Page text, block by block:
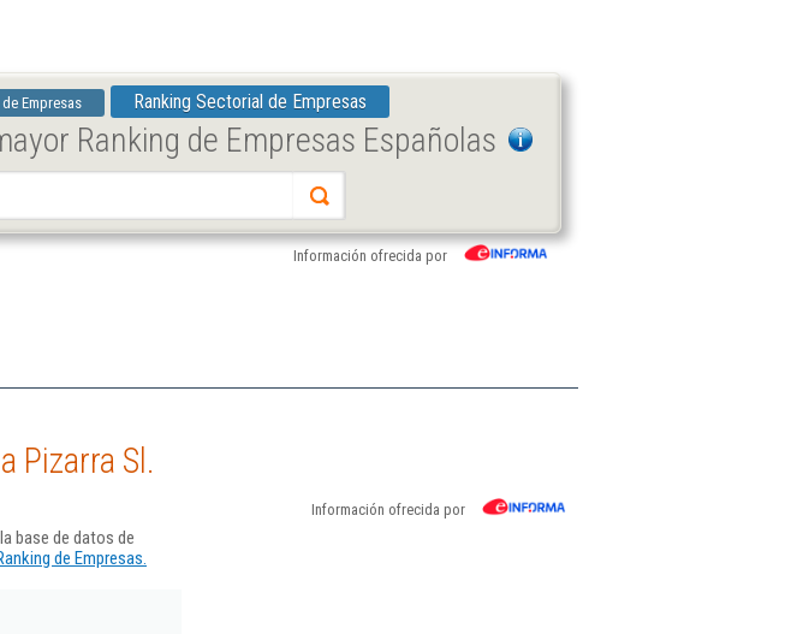
Empresas Ranking Sectorial de Empresas
Ranking de Empresas Españolas
Información ofrecida por
Pizarra Sl.
Información ofrecida por
base de datos de
de Empresas.